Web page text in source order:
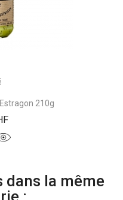
210g
Prix
la même
: